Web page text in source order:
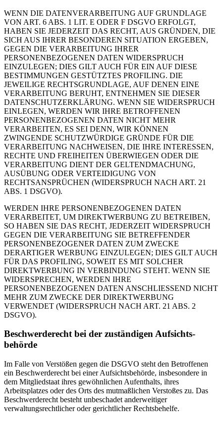
WENN DIE DATENVERARBEITUNG AUF GRUNDLAGE
VON ART. 6 ABS. 1 LIT. E ODER F DSGVO ERFOLGT,
HABEN SIE JEDERZEIT DAS RECHT, AUS GRÜNDEN, DIE
SICH AUS IHRER BESONDEREN SITUATION ERGEBEN,
GEGEN DIE VERARBEITUNG IHRER
PERSONENBEZOGENEN DATEN WIDERSPRUCH
EINZULEGEN; DIES GILT AUCH FÜR EIN AUF DIESE
BESTIMMUNGEN GESTÜTZTES PROFILING. DIE
JEWEILIGE RECHTSGRUNDLAGE, AUF DENEN EINE
VERARBEITUNG BERUHT, ENTNEHMEN SIE DIESER
DATENSCHUTZERKLÄRUNG. WENN SIE WIDERSPRUCH
EINLEGEN, WERDEN WIR IHRE BETROFFENEN
PERSONENBEZOGENEN DATEN NICHT MEHR
VERARBEITEN, ES SEI DENN, WIR KÖNNEN
ZWINGENDE SCHUTZWÜRDIGE GRÜNDE FÜR DIE
VERARBEITUNG NACHWEISEN, DIE IHRE INTERESSEN,
RECHTE UND FREIHEITEN ÜBERWIEGEN ODER DIE
VERARBEITUNG DIENT DER GELTENDMACHUNG,
AUSÜBUNG ODER VERTEIDIGUNG VON
RECHTSANSPRÜCHEN (WIDERSPRUCH NACH ART. 21
ABS. 1 DSGVO).
WERDEN IHRE PERSONENBEZOGENEN DATEN
VERARBEITET, UM DIREKTWERBUNG ZU BETREIBEN,
SO HABEN SIE DAS RECHT, JEDERZEIT WIDERSPRUCH
GEGEN DIE VERARBEITUNG SIE BETREFFENDER
PERSONENBEZOGENER DATEN ZUM ZWECKE
DERARTIGER WERBUNG EINZULEGEN; DIES GILT AUCH
FÜR DAS PROFILING, SOWEIT ES MIT SOLCHER
DIREKTWERBUNG IN VERBINDUNG STEHT. WENN SIE
WIDERSPRECHEN, WERDEN IHRE
PERSONENBEZOGENEN DATEN ANSCHLIESSEND NICHT
MEHR ZUM ZWECKE DER DIREKTWERBUNG
VERWENDET (WIDERSPRUCH NACH ART. 21 ABS. 2
DSGVO).
Beschwerde­recht bei der zuständigen Aufsichts­
behörde
Im Falle von Verstößen gegen die DSGVO steht den Betroffenen
ein Beschwerderecht bei einer Aufsichtsbehörde, insbesondere in
dem Mitgliedstaat ihres gewöhnlichen Aufenthalts, ihres
Arbeitsplatzes oder des Orts des mutmaßlichen Verstoßes zu. Das
Beschwerderecht besteht unbeschadet anderweitiger
verwaltungsrechtlicher oder gerichtlicher Rechtsbehelfe.